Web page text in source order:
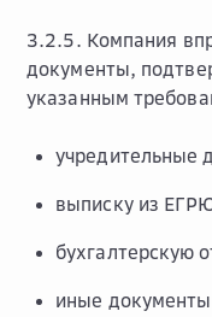
3.2.5. Компания
документы,
указанным
учредительные
выписку из
бухгалтерскую
иные